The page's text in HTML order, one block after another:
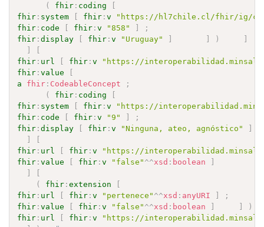
(
fhir : coding
[
fhir : system [ fhir :v
"https://hl7chile.cl/fhir/ig/
fhir : code [ fhir :v "858" ]
;
fhir :display [ fhir :v "Uruguay" ] ] )
]
]
[
fhir : url [ fhir :v
"https://
fhir :value
[
a
fhir : CodeableConcept
;
(
fhir : coding
[
fhir : system [ fhir :v
"https://
fhir : code [ fhir :v "9" ]
;
fhir :display [ fhir :v "Ninguna, ateo, agnóstico"
]
]
[
fhir : url [ fhir :v
"https://
fhir :value [ fhir :v "false" ^^xsd : boolean
]
]
[
(
fhir :extension
[
fhir : url [ fhir :v "pertenece" ^^xsd : anyURI ]
;
fhir :value [ fhir :v "false" ^^xsd : boolean ] ] )
fhir : url [ fhir :v
"https://